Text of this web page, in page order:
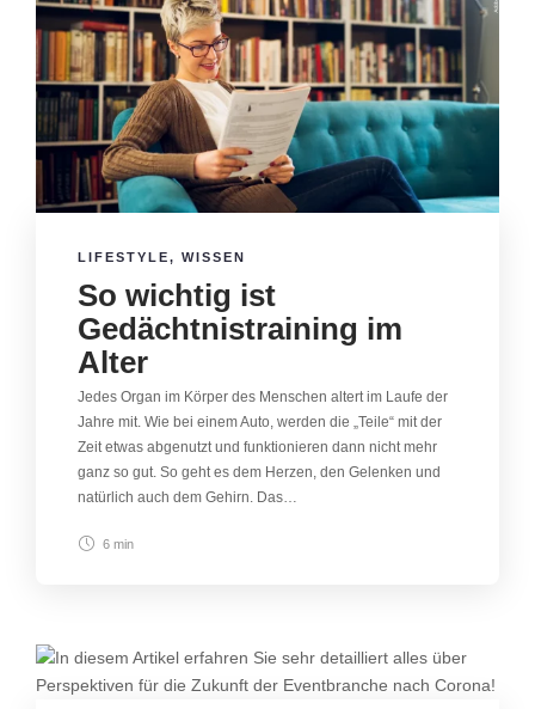
LIFESTYLE, WISSEN
So wichtig ist
Gedächtnistraining im
Alter
Jedes Organ im Körper des Menschen altert im Laufe der
Jahre mit. Wie bei einem Auto, werden die „Teile“ mit der
Zeit etwas abgenutzt und funktionieren dann nicht mehr
ganz so gut. So geht es dem Herzen, den Gelenken und
natürlich auch dem Gehirn. Das…
6 min